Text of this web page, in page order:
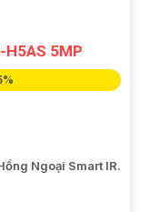
H5AS 5MP
Ngoại Smart IR.